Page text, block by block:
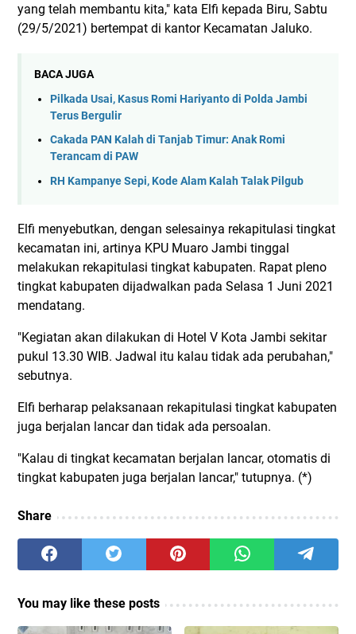
yang telah membantu kita," kata Elfi kepada Biru, Sabtu
(29/5/2021) bertempat di kantor Kecamatan Jaluko.
BACA JUGA
Pilkada Usai, Kasus Romi Hariyanto di Polda Jambi
Terus Bergulir
Cakada PAN Kalah di Tanjab Timur: Anak Romi
Terancam di PAW
RH Kampanye Sepi, Kode Alam Kalah Talak Pilgub
Elfi menyebutkan, dengan selesainya rekapitulasi tingkat
kecamatan ini, artinya KPU Muaro Jambi tinggal
melakukan rekapitulasi tingkat kabupaten. Rapat pleno
tingkat kabupaten dijadwalkan pada Selasa 1 Juni 2021
mendatang.
"Kegiatan akan dilakukan di Hotel V Kota Jambi sekitar
pukul 13.30 WIB. Jadwal itu kalau tidak ada perubahan,"
sebutnya.
Elfi berharap pelaksanaan rekapitulasi tingkat kabupaten
juga berjalan lancar dan tidak ada persoalan.
"Kalau di tingkat kecamatan berjalan lancar, otomatis di
tingkat kabupaten juga berjalan lancar," tutupnya. (*)
Share
You may like these posts